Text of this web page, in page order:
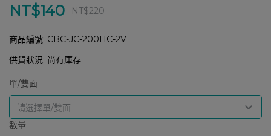
NT$140 NT$220
商品編號: CBC-JC-200HC-2V
供貨狀況: 尚有庫存
單/雙面
請選擇單/雙面
數量